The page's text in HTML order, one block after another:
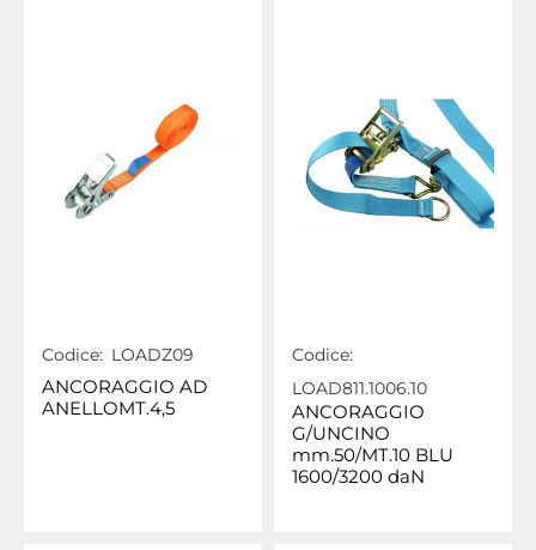
Codice: LOADZ09
ANCORAGGIO AD
ANELLOMT.4,5
Codice:
LOAD811.1006.10
ANCORAGGIO
G/UNCINO
mm.50/MT.10 BLU
1600/3200 daN